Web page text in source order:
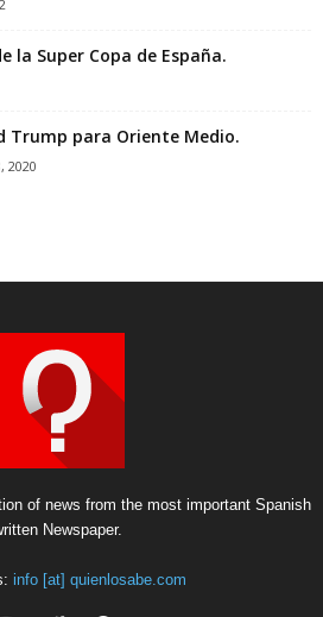
la Super Copa de España.
Trump para Oriente Medio.
2020
of news from the most important Spanish
Newspaper.
info [at] quienlosabe.com